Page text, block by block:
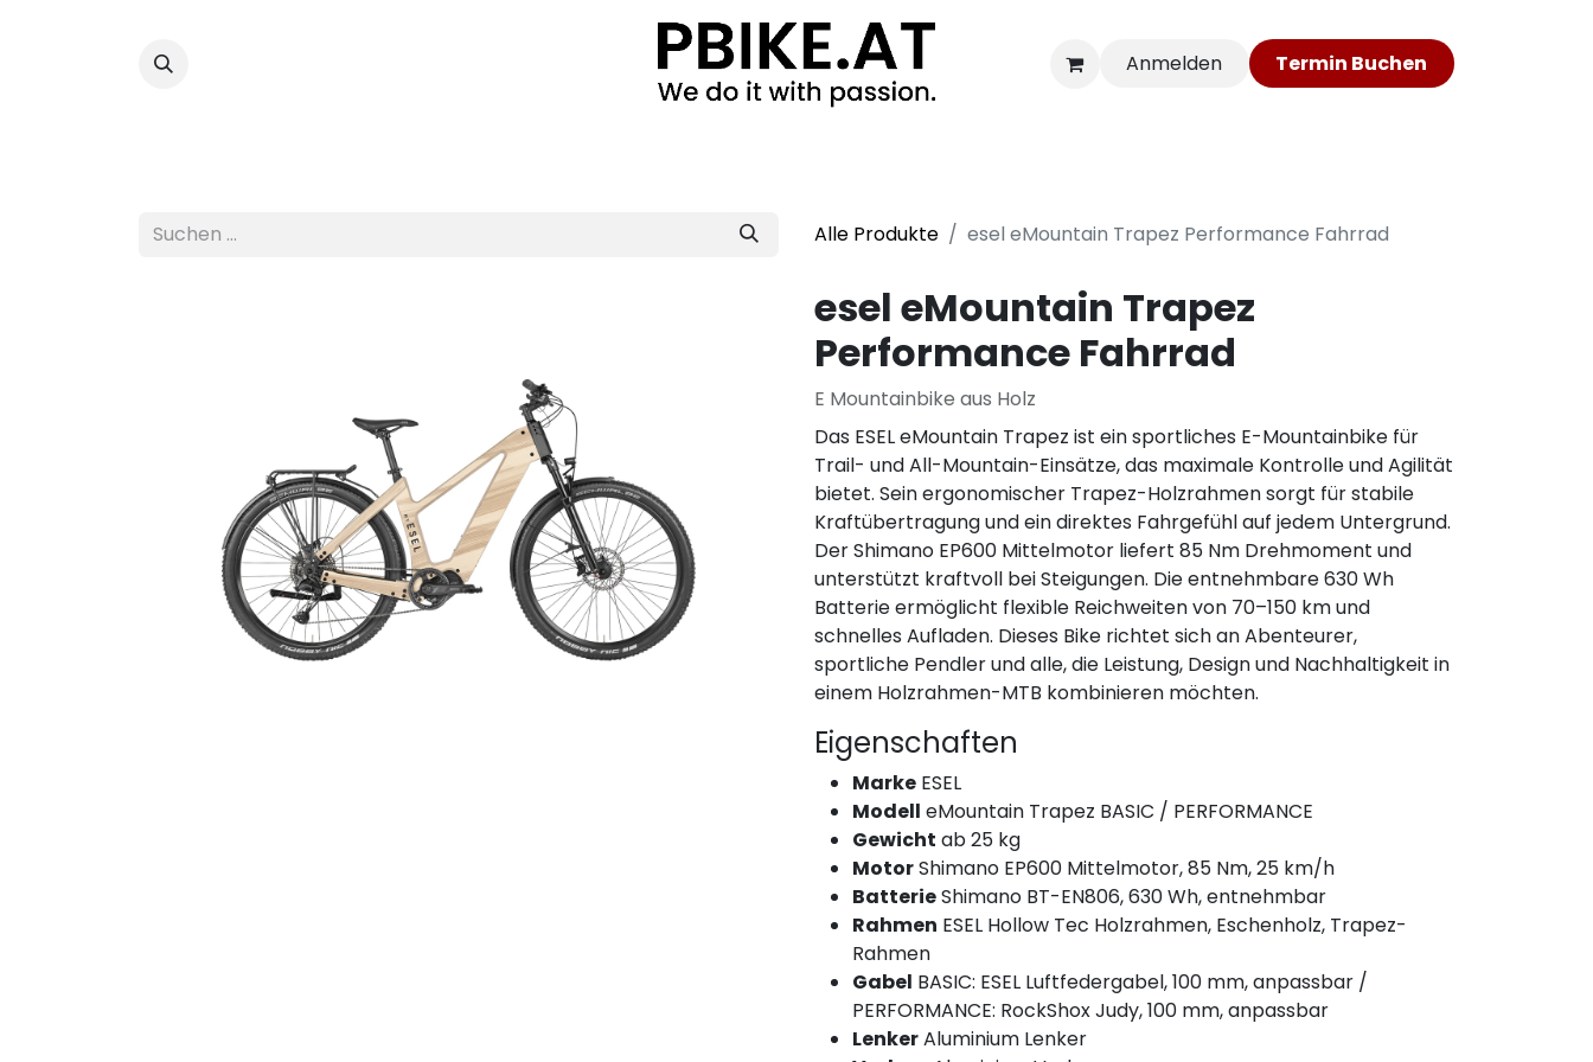
Anmelden Ter​​​​min​​​​ Bu​​c​​​​he​​​​​​​​n​​​​
Alle Produkte esel eMountain Trapez Performance Fahrrad
esel eMountain Trapez
Performance Fahrrad
E Mountainbike aus Holz
Das ESEL eMountain Trapez ist ein sportliches E-Mountainbike für
Trail- und All-Mountain-Einsätze, das maximale Kontrolle und Agilität
bietet. Sein ergonomischer Trapez-Holzrahmen sorgt für stabile
Kraftübertragung und ein direktes Fahrgefühl auf jedem Untergrund.
Der Shimano EP600 Mittelmotor liefert 85 Nm Drehmoment und
unterstützt kraftvoll bei Steigungen. Die entnehmbare 630 Wh
Batterie ermöglicht flexible Reichweiten von 70–150 km und
schnelles Aufladen. Dieses Bike richtet sich an Abenteurer,
sportliche Pendler und alle, die Leistung, Design und Nachhaltigkeit in
einem Holzrahmen-MTB kombinieren möchten.
Eigenschaften
Marke ESEL
Modell eMountain Trapez BASIC / PERFORMANCE
Gewicht ab 25 kg
MotorShimano EP600 Mittelmotor, 85 Nm, 25 km/h
BatterieShimano BT-EN806, 630 Wh, entnehmbar
Rahmen ESEL Hollow Tec Holzrahmen, Eschenholz, Trapez-
Rahmen
Gabel BASIC: ESEL Luftfedergabel, 100 mm, anpassbar /
PERFORMANCE: RockShox Judy, 100 mm, anpassbar
LenkerAluminium Lenker